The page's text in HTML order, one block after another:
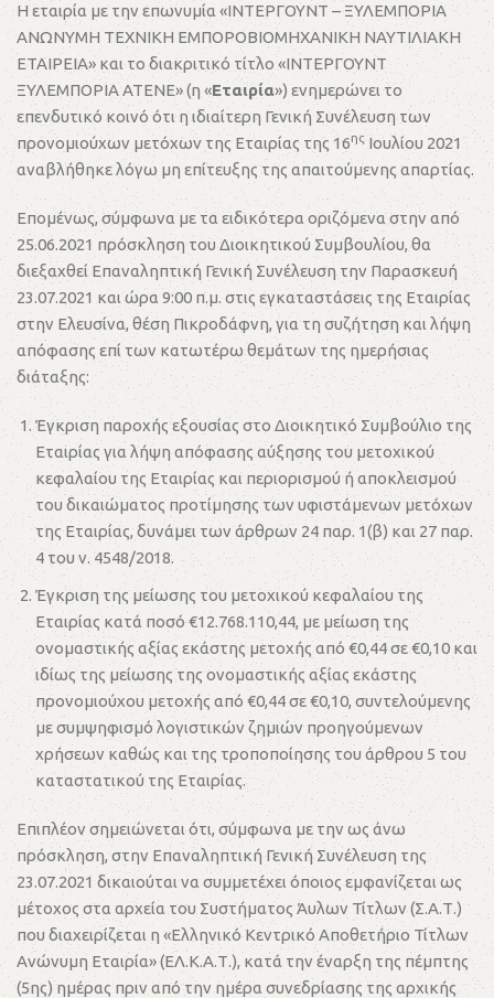
Η εταιρία με την επωνυμία «ΙΝΤΕΡΓΟΥΝΤ – ΞΥΛΕΜΠΟΡΙΑ
ΑΝΩΝΥΜΗ ΤΕΧΝΙΚΗ ΕΜΠΟΡΟΒΙΟΜΗΧΑΝΙΚΗ ΝΑΥΤΙΛΙΑΚΗ
ΕΤΑΙΡΕΙΑ» και το διακριτικό τίτλο «ΙΝΤΕΡΓΟΥΝΤ
ΞΥΛΕΜΠΟΡΙΑ ΑΤΕΝΕ» (η «Εταιρία») ενημερώνει το
επενδυτικό κοινό ότι η ιδιαίτερη Γενική Συνέλευση των
προνομιούχων μετόχων της Εταιρίας της 16ηςΙουλίου 2021
αναβλήθηκε λόγω μη επίτευξης της απαιτούμενης απαρτίας.
Επομένως, σύμφωνα με τα ειδικότερα οριζόμενα στην από
25.06.2021 πρόσκληση του Διοικητικού Συμβουλίου, θα
διεξαχθεί Επαναληπτική Γενική Συνέλευση την Παρασκευή
23.07.2021 και ώρα 9:00 π.μ. στις εγκαταστάσεις της Εταιρίας
στην Ελευσίνα, θέση Πικροδάφνη, για τη συζήτηση και λήψη
απόφασης επί των κατωτέρω θεμάτων της ημερήσιας
διάταξης:
Έγκριση παροχής εξουσίας στο Διοικητικό Συμβούλιο της
Εταιρίας για λήψη απόφασης αύξησης του μετοχικού
κεφαλαίου της Εταιρίας και περιορισμού ή αποκλεισμού
του δικαιώματος προτίμησης των υφιστάμενων μετόχων
της Εταιρίας, δυνάμει των άρθρων 24 παρ. 1(β) και 27 παρ.
4 του ν. 4548/2018.
Έγκριση της μείωσης του μετοχικού κεφαλαίου της
Εταιρίας κατά ποσό €12.768.110,44, με μείωση της
ονομαστικής αξίας εκάστης μετοχής από €0,44 σε €0,10 και
ιδίως της μείωσης της ονομαστικής αξίας εκάστης
προνομιούχου μετοχής από €0,44 σε €0,10, συντελούμενης
με συμψηφισμό λογιστικών ζημιών προηγούμενων
χρήσεων καθώς και της τροποποίησης του άρθρου 5 του
καταστατικού της Εταιρίας.
Επιπλέον σημειώνεται ότι, σύμφωνα με την ως άνω
πρόσκληση, στην Επαναληπτική Γενική Συνέλευση της
23.07.2021 δικαιούται να συμμετέχει όποιος εμφανίζεται ως
μέτοχος στα αρχεία του Συστήματος Άυλων Τίτλων (Σ.Α.Τ.)
που διαχειρίζεται η «Ελληνικό Κεντρικό Αποθετήριο Τίτλων
Ανώνυμη Εταιρία» (ΕΛ.Κ.Α.Τ.), κατά την έναρξη της πέμπτης
(5ης) ημέρας πριν από την ημέρα συνεδρίασης της αρχικής